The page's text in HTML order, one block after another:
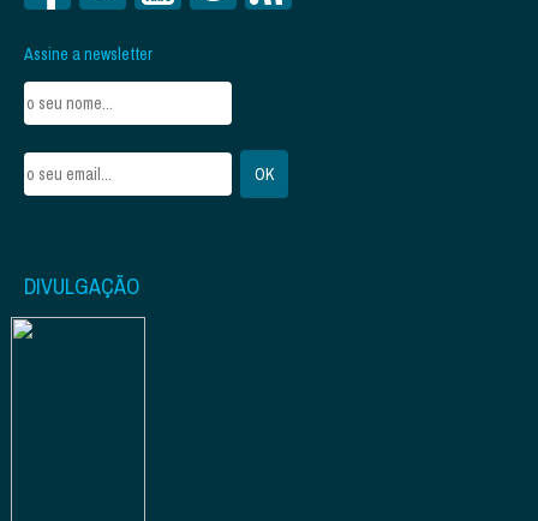
Assine a newsletter
DIVULGAÇÃO